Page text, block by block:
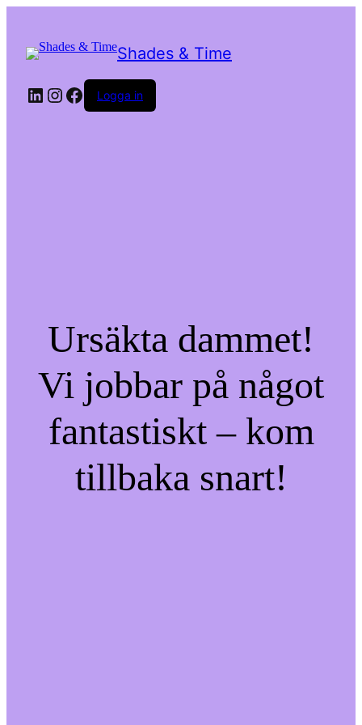
Shades & Time
LinkedIn
Instagram
Facebook
Logga in
Ursäkta dammet!
Vi jobbar på något
fantastiskt – kom
tillbaka snart!